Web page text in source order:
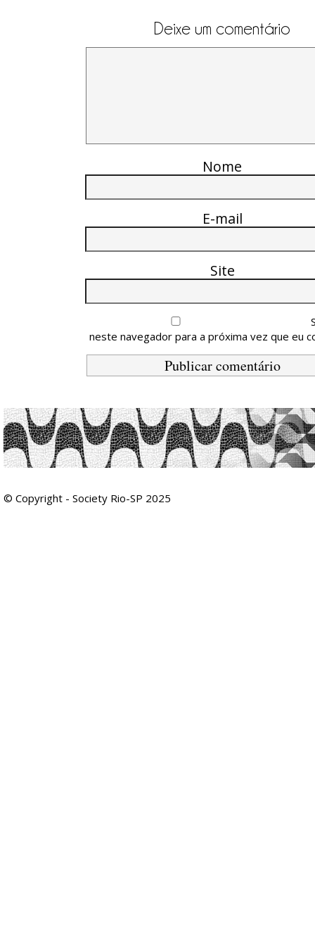
Deixe um comentário
Nome
E-mail
Site
neste navegador para a próxima vez que eu
© Copyright - Society Rio-SP 2025